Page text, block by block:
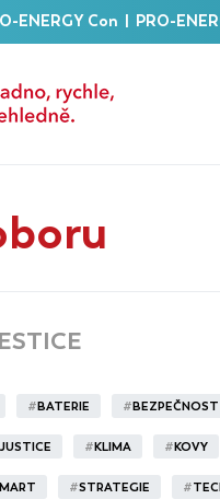
ENERGY Con PRO-
#BATERIE #BEZPEČNOST
JUSTICE #KLIMA #KOVY
#STRATEGIE #